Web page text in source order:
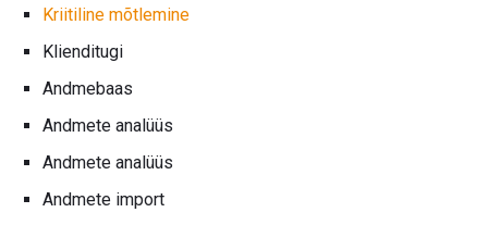
Kriitiline mõtlemine
Klienditugi
Andmebaas
Andmete analüüs
Andmete analüüs
Andmete import